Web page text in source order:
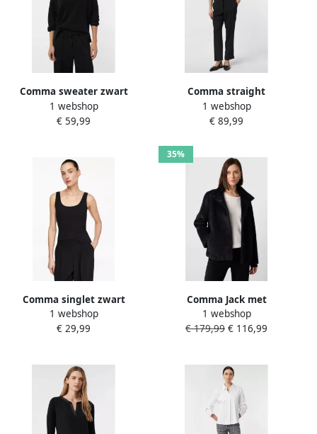
Comma sweater zwart
1 webshop
€ 59,99
Comma straight
regular waist casual broek
zwart
1 webshop
€ 89,99
Comma singlet zwart
1 webshop
€ 29,99
35%
Comma Jack met
imitatiebont
1 webshop
€ 179,99 € 116,99